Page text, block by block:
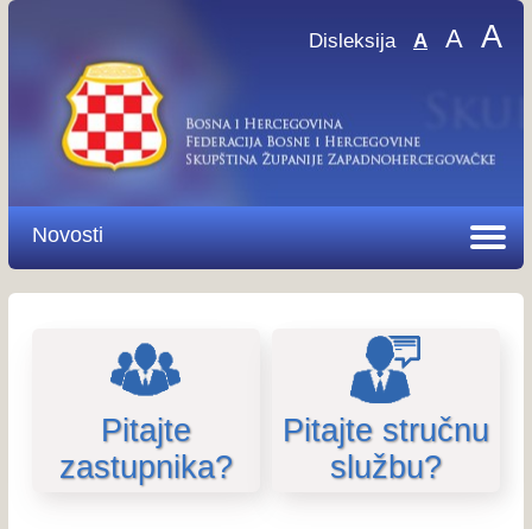
Disleksija A A A
Novosti
Pitajte
zastupnika?
Pitajte stručnu
službu?